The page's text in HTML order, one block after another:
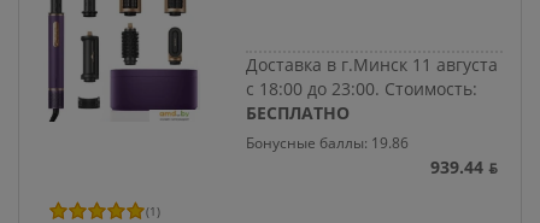
Доставка в г.Минск 11 августа
с 18:00 до 23:00. Стоимость:
БЕСПЛАТНО
Бонусные баллы: 19.86
939.44 ƃ
(1)